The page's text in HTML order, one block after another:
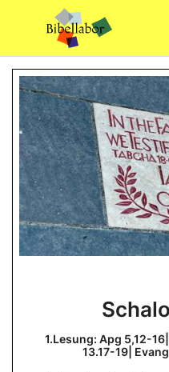
content
1.Lesung: Apg 5,12-
13.17-19|